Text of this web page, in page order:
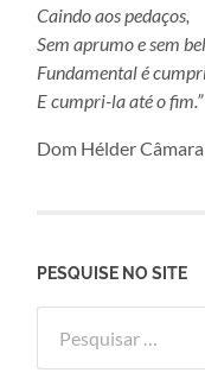
Caindo aos pedaços,
Sem aprumo e sem
Fundamental é
E cumpri-la até o fim.”
Dom Hélder Câmara
PESQUISE NO SITE
por: